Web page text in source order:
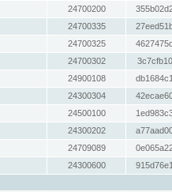
24700200
24700335
24700325
24700302
24900108
24300304
24500100
24300202
24709089
24300600